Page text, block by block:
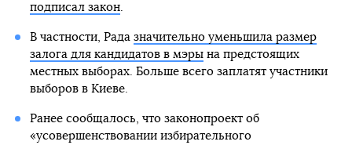
подписал закон.
В частности, Рада значительно уменьшила размер
залога для кандидатов в мэрына предстоящих
местных выборах. Больше всего заплатят участники
выборов в Киеве.
Ранее сообщалось, что законопроект об
«усовершенствовании избирательного